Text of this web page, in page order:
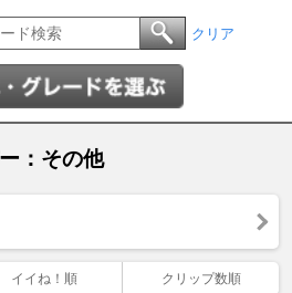
クリア
：その他
イイね！順 クリップ数順